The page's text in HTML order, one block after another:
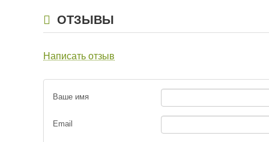
Груз-
ОТЗЫВЫ
Написать отзыв
Ваше имя
Email